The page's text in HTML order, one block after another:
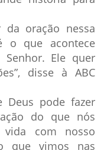
oração nessa
o que acontece
Ele quer
disse à ABC
Deus pode fazer
do que nós
com nosso
que vimos nas